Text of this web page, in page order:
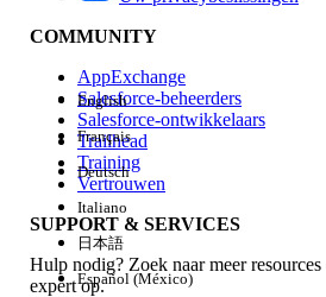
Ervaring
COMMUNITY
AppExchange
Salesforce-beheerders
Salesforce-ontwikkelaars
Trailhead
Training
Vertrouwen
SUPPORT & SERVICES
Hulp nodig? Zoek naar meer
expert op.
English
Français
Deutsch
Italiano
日本語
Español (México)